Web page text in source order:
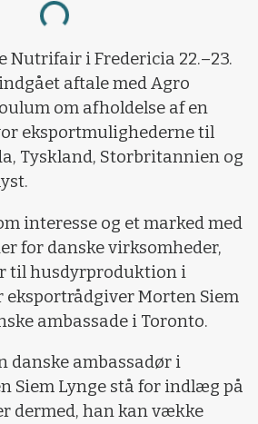
Loading...
Nutrifair i Fredericia 22.–23.
aftale med Agro
om afholdelse af en
eksportmulighederne til
Tyskland, Storbritannien og
interesse og et marked med
for danske virksomheder,
til husdyrproduktion i
Morten Siem
ambassade i Toronto.
danske ambassadør i
Siem Lynge stå for indlæg på
dermed, han kan vække